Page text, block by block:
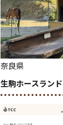
奈良県
生駒ホースランド